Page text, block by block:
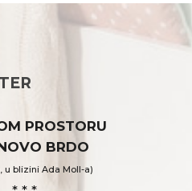
PROSTORU
BRDO
u blizini Ada Moll-a)